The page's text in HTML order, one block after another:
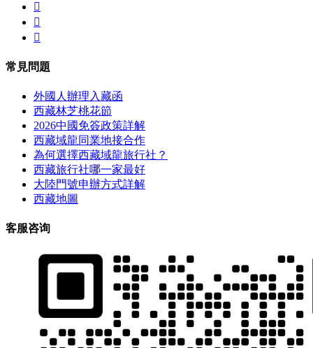



常見問題
外國人辦理入藏函
西藏林芝桃花節
2026中國免簽政策詳解
西藏域龍同業地接合作
為何選擇西藏域龍旅行社？
西藏旅行社哪一家最好
大陸門號申辦方式詳解
西藏地圖
客服咨询